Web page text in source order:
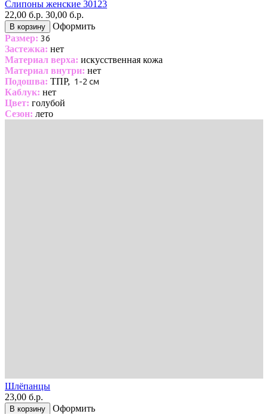
Слипоны женские 30123
22,00 б.р. 30,00 б.р.
В корзину
Оформить
Размер: 36
Застежка: нет
Материал верха: искусственная кожа
Материал внутри: нет
Подошва: ТПР, 1-2 см
Каблук: нет
Цвет: голубой
Сезон: лето
Шлёпанцы
23,00 б.р.
В корзину
Оформить